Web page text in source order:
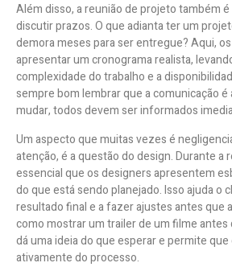
Além disso, a reunião de projeto também
discutir prazos. O que adianta ter um
demora meses para ser entregue? Aqui,
apresentar um cronograma realista,
complexidade do trabalho e a
sempre bom lembrar que a comunicação é
mudar, todos devem ser informados
Um aspecto que muitas vezes é
atenção, é a questão do design. Durante a
essencial que os designers apresentem
do que está sendo planejado. Isso ajuda o
resultado final e a fazer ajustes antes que
como mostrar um trailer de um filme
dá uma ideia do que esperar e permite
ativamente do processo.